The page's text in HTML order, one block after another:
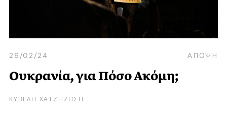
26/02/24 ΑΠΟΨΗ
Ουκρανία, για Πόσο Ακόμη;
ΚΥΒΕΛΗ ΧΑΤΖΗΖΗΣΗ